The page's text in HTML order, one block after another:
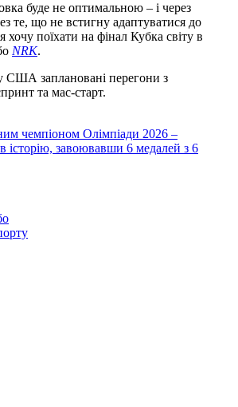
буде не оптимальною – і через
те, що не встигну адаптуватися до
хочу поїхати на фінал Кубка світу в
NRK.
США заплановані перегони з
та мас-старт.
чемпіоном Олімпіади 2026 –
історію, завоювавши 6 медалей з 6